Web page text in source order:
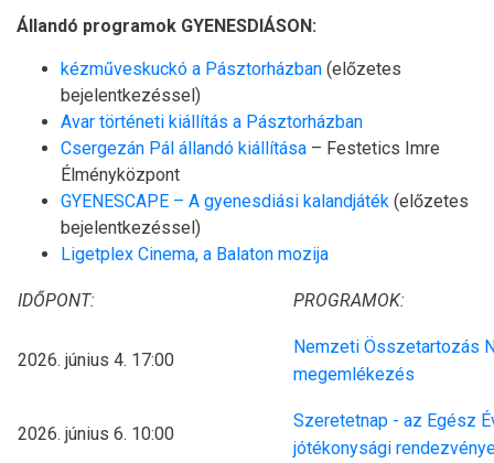
Állandó programok GYENESDIÁSON:
kézműveskuckó a Pásztorházban (előzetes
bejelentkezéssel)
Avar történeti kiállítás a Pásztorházban
Csergezán Pál állandó kiállítása – Festetics Imre
Élményközpont
GYENESCAPE – A gyenesdiási kalandjáték (előzetes
bejelentkezéssel)
Ligetplex Cinema, a Balaton mozija
IDŐPONT: PROGRAMOK:
2026. június 4. 17:00
Nemzeti Összetartozás
megemlékezés
2026. június 6. 10:00
Szeretetnap - az Egész
jótékonysági